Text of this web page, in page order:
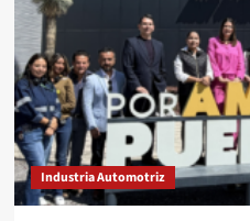
Industria Automotriz